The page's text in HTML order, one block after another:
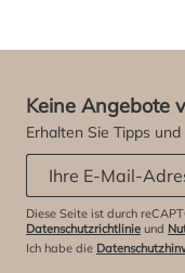
Keine Angebote
Erhalten Sie Tipps
Diese Seite ist durch
Datenschutzrichtlinie und
Ich habe die